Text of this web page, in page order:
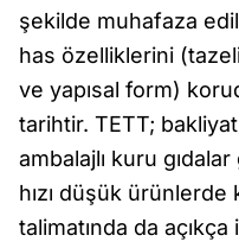
şekilde muhafaza
has özelliklerini
ve yapısal form)
tarihtir. TETT;
ambalajlı kuru
hızı düşük ürünlerde
talimatında da